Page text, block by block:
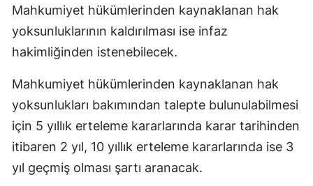
Mahkumiyet hükümlerinden kaynaklanan hak
yoksunluklarının kaldırılması ise infaz
hakimliğinden istenebilecek.
Mahkumiyet hükümlerinden kaynaklanan hak
yoksunlukları bakımından talepte bulunulabilmesi
için 5 yıllık erteleme kararlarında karar tarihinden
itibaren 2 yıl, 10 yıllık erteleme kararlarında ise 3
yıl geçmiş olması şartı aranacak.